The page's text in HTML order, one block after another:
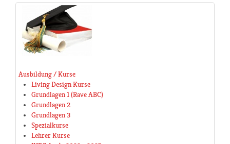
Ausbildung / Kurse
Living Design Kurse
Grundlagen 1 (Rave ABC)
Grundlagen 2
Grundlagen 3
Spezialkurse
Lehrer Kurse